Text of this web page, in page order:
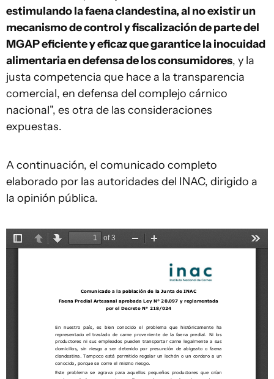
estimulando la faena clandestina, al no existir un
mecanismo de control y fiscalización de parte del
MGAP eficiente y eficaz que garantice la inocuidad
alimentaria en defensa de los consumidores, y la
justa competencia que hace a la transparencia
comercial, en defensa del complejo cárnico
nacional", es otra de las consideraciones
expuestas.
A continuación, el comunicado completo
elaborado por las autoridades del INAC, dirigido a
la opinión pública.